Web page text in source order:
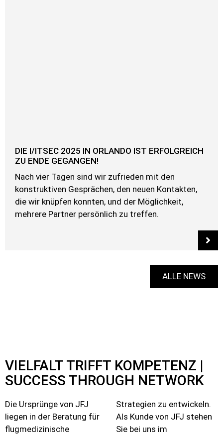
DIE I/ITSEC 2025 IN ORLANDO IST ERFOLGREICH
ZU ENDE GEGANGEN!
Nach vier Tagen sind wir zufrieden mit den
konstruktiven Gesprächen, den neuen Kontakten,
die wir knüpfen konnten, und der Möglichkeit,
mehrere Partner persönlich zu treffen.
ALLE NEWS
VIELFALT TRIFFT KOMPETENZ |
SUCCESS THROUGH NETWORK
Die Ursprünge von JFJ
liegen in der Beratung für
flugmedizinische
Strategien zu entwickeln.
Als Kunde von JFJ stehen
Sie bei uns im